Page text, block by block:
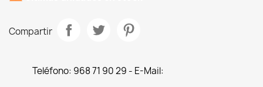
Compartir
Teléfono: 968 71 90 29 - E-Mail: